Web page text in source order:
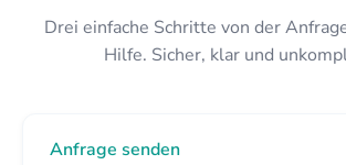
Drei einfache Schritte von der
Hilfe. Sicher, klar und
Anfrage senden